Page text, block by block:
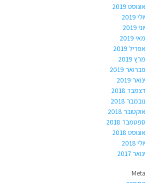
אוגוסט 2019
יולי 2019
יוני 2019
מאי 2019
אפריל 2019
מרץ 2019
פברואר 2019
ינואר 2019
דצמבר 2018
נובמבר 2018
אוקטובר 2018
ספטמבר 2018
אוגוסט 2018
יולי 2018
ינואר 2017
Meta